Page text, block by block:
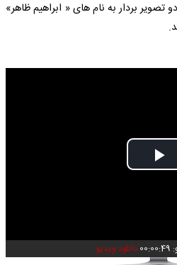
تصویر بردار به نام های « ابراهیم ظاهر»
Play
دانلود ویدیو